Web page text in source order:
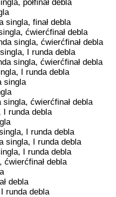
półfinał debla
singla, finał debla
ćwierćfinał debla
singla, ćwierćfinał debla
I runda debla
singla, ćwierćfinał debla
I runda debla
singla
ćwierćfinał debla
I runda debla
I runda debla
singla, I runda debla
I runda debla
ćwierćfinał debla
debla
runda debla